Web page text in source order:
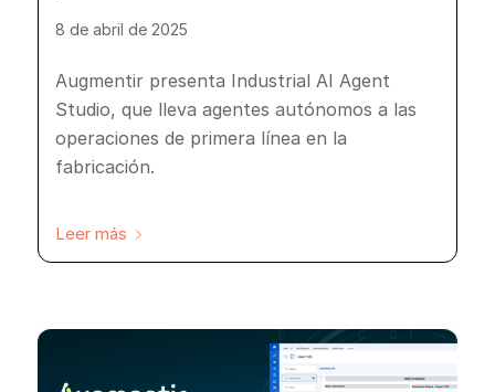
8 de abril de 2025
Augmentir presenta Industrial AI Agent
Studio, que lleva agentes autónomos a las
operaciones de primera línea en la
fabricación.
Leer más